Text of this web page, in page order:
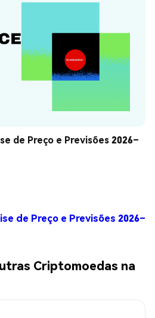
de Preço e Previsões 2026–
de Preço e Previsões 2026–
Criptomoedas na